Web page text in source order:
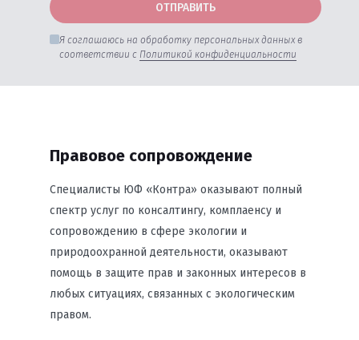
ОТПРАВИТЬ
Я соглашаюсь на обработку персональных данных в
соответствии с Политикой конфиденциальности
Правовое сопровождение
Специалисты ЮФ «Контра» оказывают полный
спектр услуг по консалтингу, комплаенсу и
сопровождению в сфере экологии и
природоохранной деятельности, оказывают
помощь в защите прав и законных интересов в
любых ситуациях, связанных с экологическим
правом.